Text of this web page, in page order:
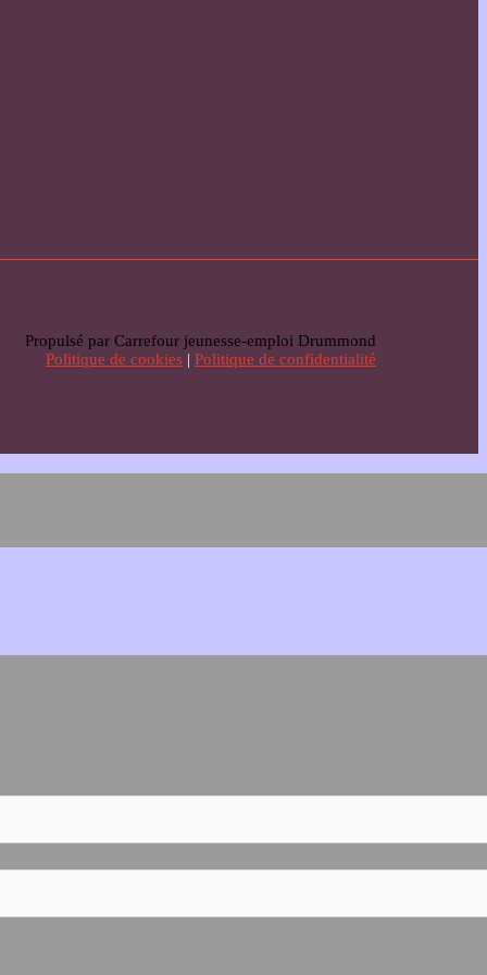
Propulsé par Carrefour jeunesse-emploi Drummond
Politique de cookies | Politique de confidentialité